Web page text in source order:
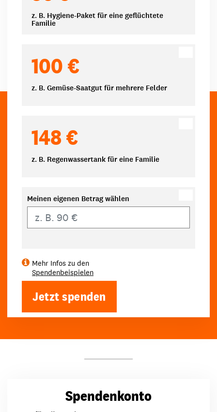
z. B. Hygiene-Paket für eine geflüchtete
Familie
100 €
z. B. Gemüse-Saatgut für mehrere Felder
148 €
z. B. Regenwassertank für eine Familie
Meinen eigenen Betrag wählen
Mehr Infos zu den
Spendenbeispielen
Jetzt spenden
Spendenkonto